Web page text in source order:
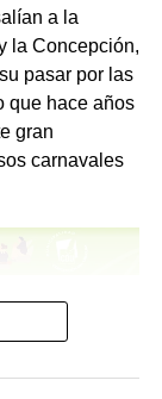
a la
la Concepción,
pasar por las
que hace años
gran
carnavales
más